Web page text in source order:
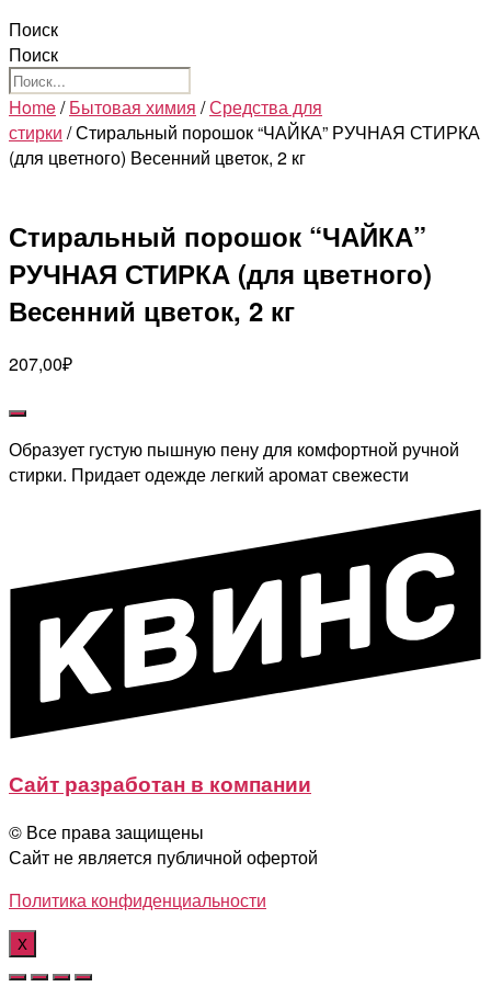
Поиск
Поиск
Home/Бытовая химия /Средства для
стирки / Стиральный порошок “ЧАЙКА” РУЧНАЯ СТИРКА
(для цветного) Весенний цветок, 2 кг
Стиральный порошок “ЧАЙКА”
РУЧНАЯ СТИРКА (для цветного)
Весенний цветок, 2 кг
207,00₽
Образует густую пышную пену для комфортной ручной
стирки. Придает одежде легкий аромат свежести
Сайт разработан в компании
© Все права защищены
Сайт не является публичной офертой
Политика конфиденциальности
X